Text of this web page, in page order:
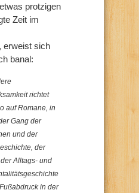
protzigen
Zeit im
erweist sich
banal:
richtet
auf Romane, in
Gang der
und der
der
Alltags- und
in der